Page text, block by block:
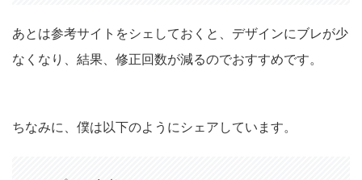
あとは参考サイトをシェしておくと、デザインにブレが少
なくなり、結果、修正回数が減るのでおすすめです。
ちなみに、僕は以下のようにシェアしています。